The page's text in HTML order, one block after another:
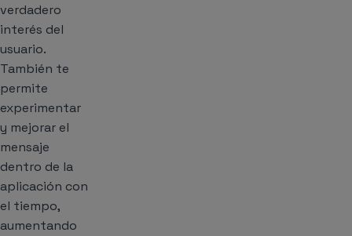
verdadero
interés del
usuario.
También te
permite
experimentar
y mejorar el
mensaje
dentro de la
aplicación con
el tiempo,
aumentando